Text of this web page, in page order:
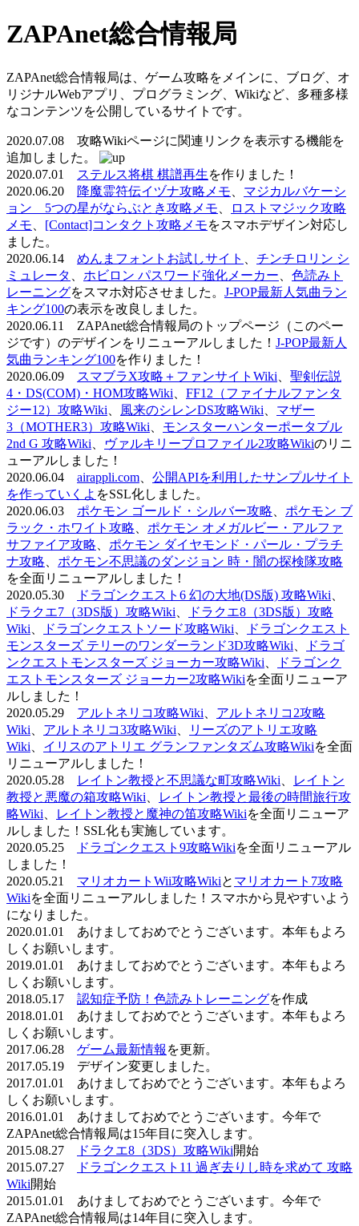
ZAPAnet総合情報局
ZAPAnet総合情報局は、ゲーム攻略をメインに、ブログ、オ
リジナルWebアプリ、プログラミング、Wikiなど、多種多様
なコンテンツを公開しているサイトです。
2020.07.08 攻略Wikiページに関連リンクを表示する機能を
追加しました。
2020.07.01
ステルス将棋 棋譜再生を作りました！
2020.06.20
降魔霊符伝イヅナ攻略メモ
マジカルバケーシ
ョン 5つの星がならぶとき攻略メモ
ロストマジック攻略
メモ
[Contact]コンタクト攻略メモをスマホデザイン対応し
ました。
2020.06.14 めんまフォントお試しサイト
チンチロリン シ
ミュレータ
ホビロン パスワード強化メーカー
色読みト
レーニングをスマホ対応させました。 J-POP最新人気曲ラン
キング100の表示を改良しました。
2020.06.11 ZAPAnet総合情報局のトップページ（このペー
ジです）のデザインをリニューアルしました！ J-POP最新人
気曲ランキング100を作りました！
2020.06.09
スマブラX攻略＋ファンサイトWiki
聖剣伝説
4・DS(COM)・HOM攻略Wiki
FF12（ファイナルファンタ
ジー12）攻略Wiki
風来のシレンDS攻略Wiki
マザー
3（MOTHER3）攻略Wiki
モンスターハンターポータブル
2nd G 攻略Wiki
ヴァルキリープロファイル2攻略Wikiのリニ
ューアルしました！
2020.06.04 airappli.com
公開APIを利用したサンプルサイト
を作っていくよ をSSL化しました。
2020.06.03 ポケモン ゴールド・シルバー攻略
ポケモン ブ
ラック・ホワイト攻略
ポケモン オメガルビー・アルファ
サファイア攻略
ポケモン ダイヤモンド・パール・プラチ
ナ攻略
ポケモン不思議のダンジョン 時・闇の探検隊攻略
を全面リニューアルしました！
2020.05.30
ドラゴンクエスト6 幻の大地(DS版) 攻略Wiki
ドラクエ7（3DS版）攻略Wiki
ドラクエ8（3DS版）攻略
Wiki
ドラゴンクエストソード攻略Wiki
ドラゴンクエスト
モンスターズ テリーのワンダーランド3D攻略Wiki
ドラゴ
ンクエストモンスターズ ジョーカー攻略Wiki
ドラゴンク
エストモンスターズ ジョーカー2攻略Wikiを全面リニューア
ルしました！
2020.05.29 アルトネリコ攻略Wiki
アルトネリコ2攻略
Wiki
アルトネリコ3攻略Wiki
リーズのアトリエ攻略
Wiki
イリスのアトリエ グランファンタズム攻略Wikiを全面
リニューアルしました！
2020.05.28
レイトン教授と不思議な町攻略Wiki
レイトン
教授と悪魔の箱攻略Wiki
レイトン教授と最後の時間旅行攻
略Wiki
レイトン教授と魔神の笛攻略Wikiを全面リニューア
ルしました！SSL化も実施しています。
2020.05.25
ドラゴンクエスト9攻略Wikiを全面リニューアル
しました！
2020.05.21 マリオカートWii攻略Wikiと マリオカート7攻略
Wikiを全面リニューアルしました！スマホから見やすいよう
になりました。
2020.01.01 あけましておめでとうございます。本年もよろ
しくお願いします。
2019.01.01 あけましておめでとうございます。本年もよろ
しくお願いします。
2018.05.17 認知症予防！色読みトレーニングを作成
2018.01.01 あけましておめでとうございます。本年もよろ
しくお願いします。
2017.06.28 ゲーム最新情報 を更新。
2017.05.19 デザイン変更しました。
2017.01.01 あけましておめでとうございます。本年もよろ
しくお願いします。
2016.01.01 あけましておめでとうございます。今年で
ZAPAnet総合情報局は15年目に突入します。
2015.08.27
ドラクエ8（3DS）攻略Wiki開始
2015.07.27
ドラゴンクエスト11 過ぎ去りし時を求めて 攻略
Wiki開始
2015.01.01 あけましておめでとうございます。今年で
ZAPAnet総合情報局は14年目に突入します。